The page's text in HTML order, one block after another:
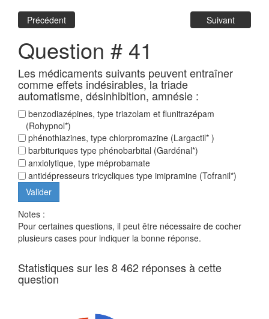
Précédent Suivant
Question # 41
Les médicaments suivants peuvent entraîner
comme effets indésirables, la triade
automatisme, désinhibition, amnésie :
benzodiazépines, type triazolam et flunitrazépam
(Rohypnol*)
phénothiazines, type chlorpromazine (Largactil* )
barbituriques type phénobarbital (Gardénal*)
anxiolytique, type méprobamate
antidépresseurs tricycliques type imipramine (Tofranil*)
Notes :
Pour certaines questions, il peut être nécessaire de cocher
plusieurs cases pour indiquer la bonne réponse.
Statistiques sur les 8 462 réponses à cette
question